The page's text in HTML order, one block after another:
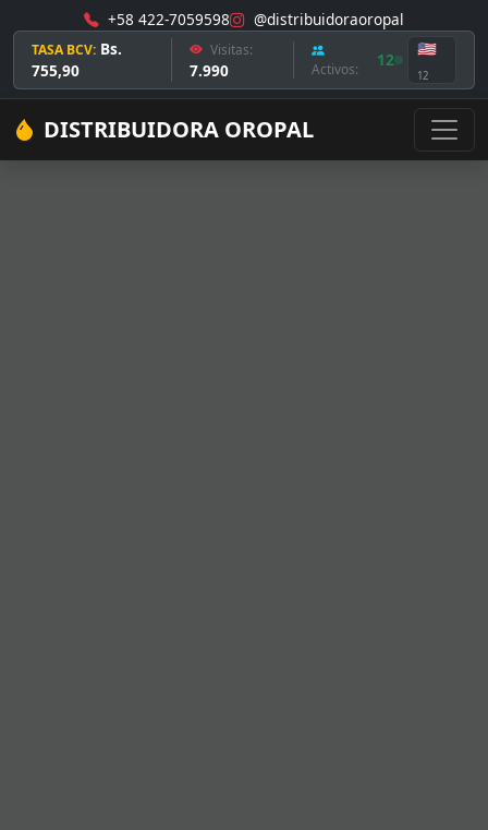
+58 422-7059598 @distribuidoraoropal
TASA BCV: Bs.
755,90
Visitas:
7.990 Activos: 12
🇺🇸
12
DISTRIBUIDORA OROPAL